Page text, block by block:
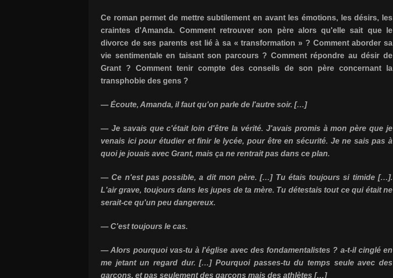
Ce roman permet de mettre subtilement en avant les émotions, les désirs, les
craintes d'Amanda. Comment retrouver son père alors qu'elle sait que le
divorce de ses parents est lié à sa « transformation » ? Comment aborder sa
vie sentimentale en taisant son parcours ? Comment répondre au désir de
Grant ? Comment tenir compte des conseils de son père concernant la
transphobie des gens ?
— Écoute, Amanda, il faut qu'on parle de l'autre soir. […]
— Je savais que c'était loin d'être la vérité. J'avais promis à mon père que je
venais ici pour étudier et finir le lycée, pour être en sécurité. Je ne sais pas à
quoi je jouais avec Grant, mais ça ne rentrait pas dans ce plan.
— Ce n'est pas possible, a dit mon père. […] Tu étais toujours si timide […].
L'air grave, toujours dans les jupes de ta mère. Tu détestais tout ce qui était ne
serait-ce qu'un peu dangereux.
— C'est toujours le cas.
— Alors pourquoi vas-tu à l'église avec des fondamentalistes ? a-t-il cinglé en
me jetant un regard dur. […] Pourquoi passes-tu du temps seule avec des
garçons, et pas seulement des garçons mais des athlètes […]